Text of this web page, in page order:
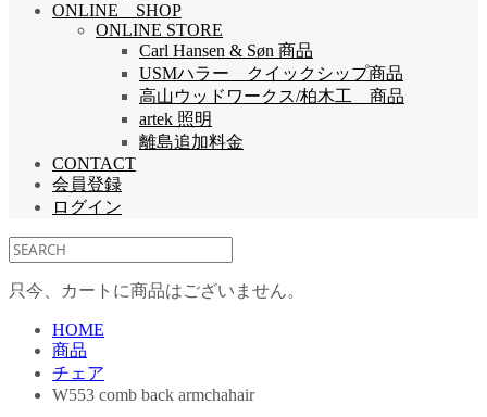
ONLINE SHOP
ONLINE STORE
Carl Hansen & Søn 商品
USMハラー クイックシップ商品
高山ウッドワークス/柏木工 商品
artek 照明
離島追加料金
CONTACT
会員登録
ログイン
只今、カートに商品はございません。
HOME
商品
チェア
W553 comb back armchahair